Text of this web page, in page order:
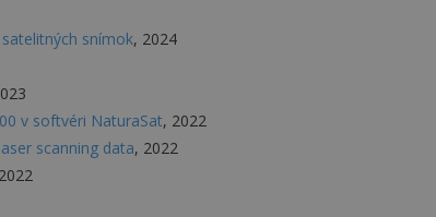
snímok, 2024
v softvéri NaturaSat, 2022
scanning data, 2022